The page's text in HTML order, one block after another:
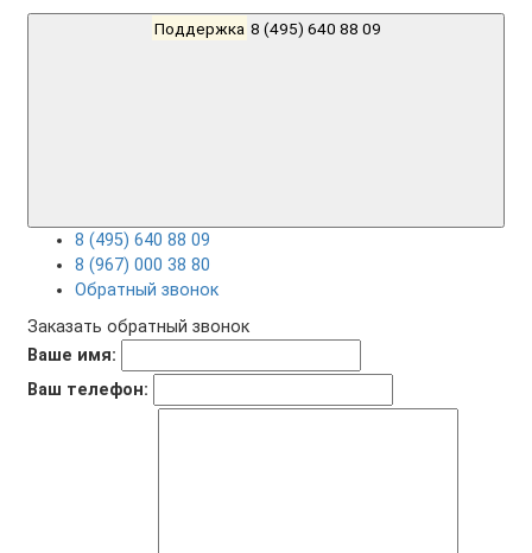
Поддержка
8 (495) 640 88 09
8 (967) 000 38 80
Обратный звонок
Заказать обратный звонок
Ваше имя:
Ваш телефон: